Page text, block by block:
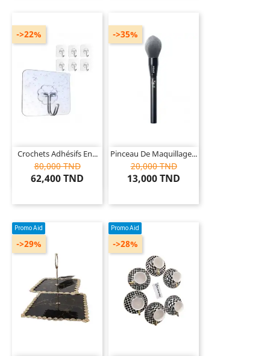
Crochets Adhésifs En...
80,000 TND
62,400 TND
->22%
Pinceau De Maquillage...
20,000 TND
13,000 TND
->35%
Promo Aid
->29%
Promo Aid
->28%